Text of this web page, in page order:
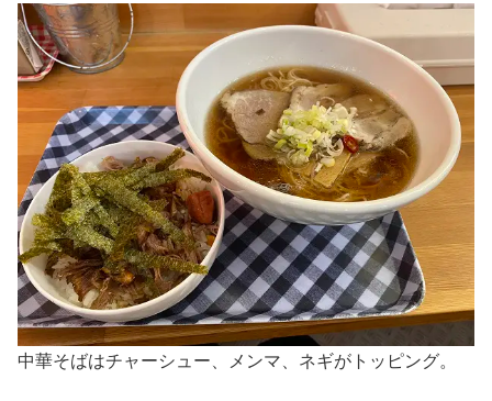
中華そばはチャーシュー、メンマ、ネギがトッピング。